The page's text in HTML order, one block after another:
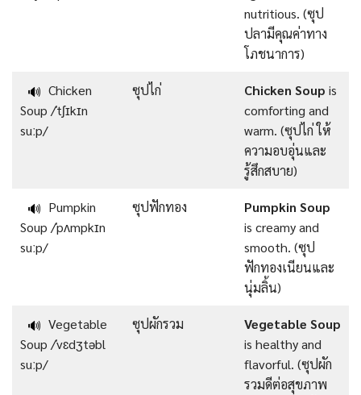
nutritious. (ซุป
ปลามีคุณค่าทาง
โภชนาการ)
🔊 Chicken
Soup /ˈtʃɪkɪn
suːp/
ซุปไก่ Chicken Soup is
comforting and
warm. (ซุปไก่ ให้
ความอบอุ่นและ
รู้สึกสบาย)
🔊 Pumpkin
Soup /ˈpʌmpkɪn
suːp/
ซุปฟักทอง
Pumpkin Soup
is creamy and
smooth. (ซุป
ฟักทองเนียนและ
นุ่มลิ้น)
🔊 Vegetable
Soup /ˈvɛdʒtəbl
suːp/
ซุปผักรวม
Vegetable Soup
is healthy and
flavorful. (ซุปผัก
รวมดีต่อสุขภาพ